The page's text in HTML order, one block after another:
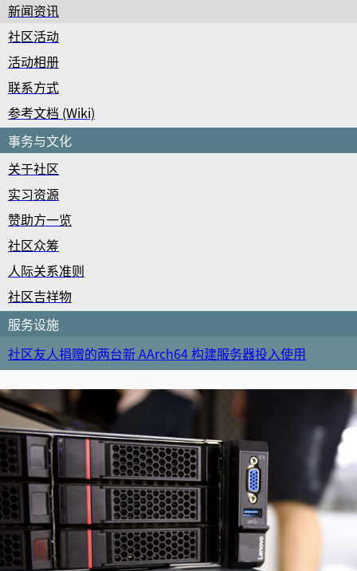
新闻资讯
社区活动
活动相册
联系方式
参考文档 (Wiki)
事务与文化
关于社区
实习资源
赞助方一览
社区众筹
人际关系准则
社区吉祥物
服务设施
社区友人捐赠的两台新 AArch64 构建服务器投入使用